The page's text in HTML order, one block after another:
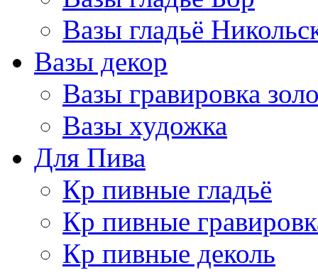
Вазы гладьё
Вазы декор
Вазы гравировка
Вазы художка
Для Пива
Кр пивные гладьё
Кр пивные
Кр пивные деколь